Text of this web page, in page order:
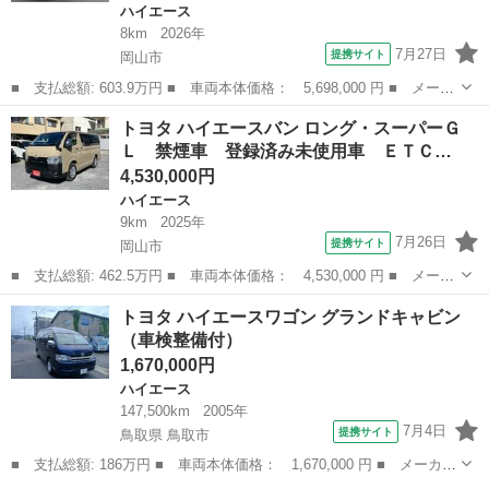
ハイエース
8km
2026年
岡山市
提携サイト 7月27日
■ 支払総額: 603.9万円 ■ 車両本体価格： 5,698,000 円 ■ メーカ
ー名： トヨタ ■ 車種名： ハイエースワゴン ■ グレード名：
ＧＬ 内装アレンジＶｅｒ１ ＤｅｌｆｉｎｏＬｉｎｅフロントスポ
イラー ...
岡山 岡山市 ハイエース
トヨタ ハイエースバン ロング・スーパーＧ
Ｌ 禁煙車 登録済み未使用車 ＥＴＣ…
4,530,000円
ハイエース
9km
2025年
岡山市
提携サイト 7月26日
■ 支払総額: 462.5万円 ■ 車両本体価格： 4,530,000 円 ■ メーカ
ー名： トヨタ ■ 車種名： ハイエースバン ■ グレード名： ロ
ング・スーパーＧＬ 禁煙車 登録済み未使用車 ＥＴＣ 全周囲カ
メラ ナ...
岡山 岡山市 ハイエース
トヨタ ハイエースワゴン グランドキャビン
（車検整備付）
1,670,000円
ハイエース
147,500km
2005年
鳥取県 鳥取市
提携サイト 7月4日
■ 支払総額: 186万円 ■ 車両本体価格： 1,670,000 円 ■ メーカー